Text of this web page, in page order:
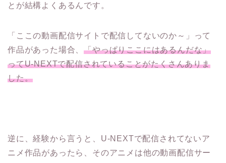
とが結構よくあるんです。
「ここの動画配信サイトで配信してないのか～」って
作品があった場合、「やっぱりここにはあるんだな」
ってU-NEXTで配信されていることがたくさんありま
した。
逆に、経験から言うと、U-NEXTで配信されてないア
ニメ作品があったら、そのアニメは他の動画配信サー